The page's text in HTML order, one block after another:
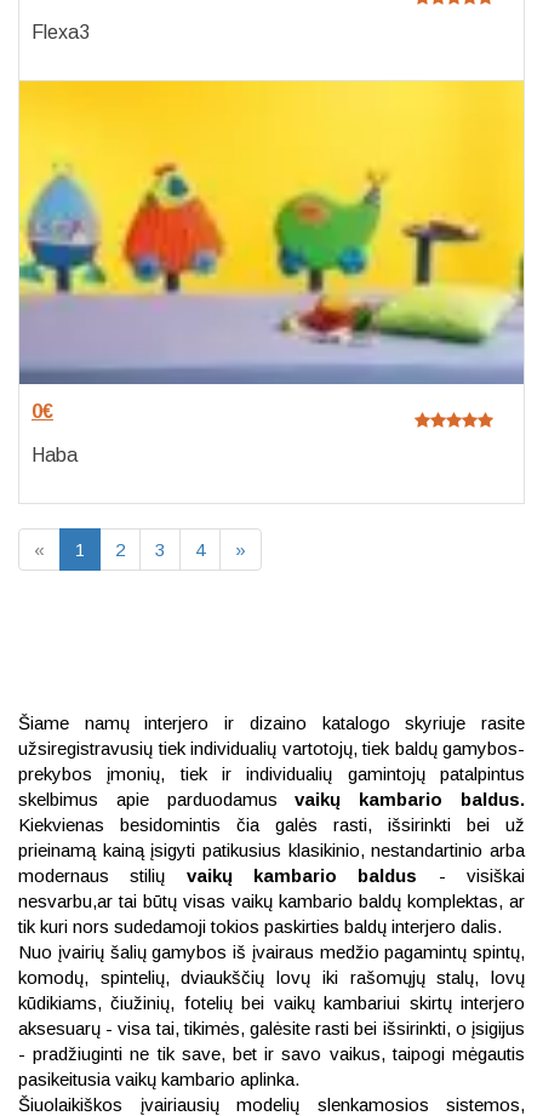
Flexa3
0€
Haba
« 1 2 3 4 »
Šiame namų interjero ir dizaino katalogo skyriuje rasite
užsiregistravusių tiek individualių vartotojų, tiek baldų gamybos-
prekybos įmonių, tiek ir individualių gamintojų patalpintus
skelbimus apie parduodamusvaikų kambario baldus.
Kiekvienas besidomintis čia galės rasti, išsirinkti bei už
prieinamą kainą įsigyti patikusius klasikinio, nestandartinio arba
modernaus stilių vaikų kambario baldus - visiškai
nesvarbu,ar tai būtų visas vaikų kambario baldų komplektas, ar
tik kuri nors sudedamoji tokios paskirties baldų interjero dalis.
Nuo įvairių šalių gamybos iš įvairaus medžio pagamintų spintų,
komodų, spintelių, dviaukščių lovų iki rašomųjų stalų, lovų
kūdikiams, čiužinių, fotelių bei vaikų kambariui skirtų interjero
aksesuarų - visa tai, tikimės, galėsite rasti bei išsirinkti, o įsigijus
- pradžiuginti ne tik save, bet ir savo vaikus, taipogi mėgautis
pasikeitusia vaikų kambario aplinka.
Šiuolaikiškos įvairiausių modelių slenkamosios sistemos,